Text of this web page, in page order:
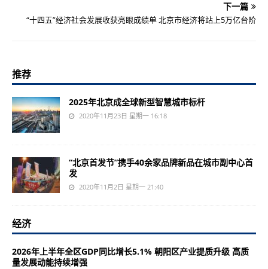
下一篇
“十四五”经济社会发展收获亮眼成绩单 北京市经济将站上5万亿台阶
推荐
2025年北京成全球新型智慧城市标杆
2020年11月23日 星期一 16:18
“北京首发节”携手40余家品牌新品在城市副中心首
发
2020年11月2日 星期一 21:40
经济
2026年上半年全区GDP同比增长5.1% 朝阳区产业提质升级 高质
量发展动能持续增强